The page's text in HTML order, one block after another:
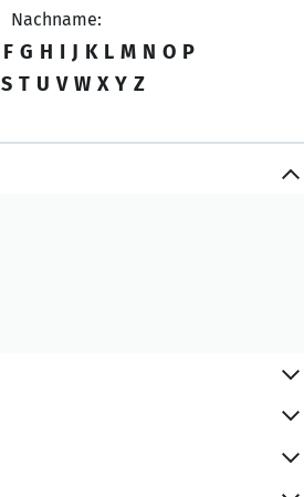
Nachname:
F G H I J K L M N O P
S T U V W X Y Z